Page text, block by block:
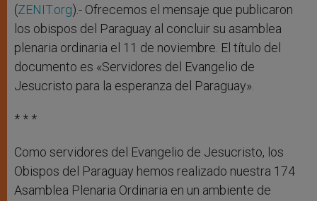
(ZENIT.org).- Ofrecemos el mensaje que publicaron
los obispos del Paraguay al concluir su asamblea
plenaria ordinaria el 11 de noviembre. El título del
documento es «Servidores del Evangelio de
Jesucristo para la esperanza del Paraguay».
* * *
Como servidores del Evangelio de Jesucristo, los
Obispos del Paraguay hemos realizado nuestra 174
Asamblea Plenaria Ordinaria en un ambiente de